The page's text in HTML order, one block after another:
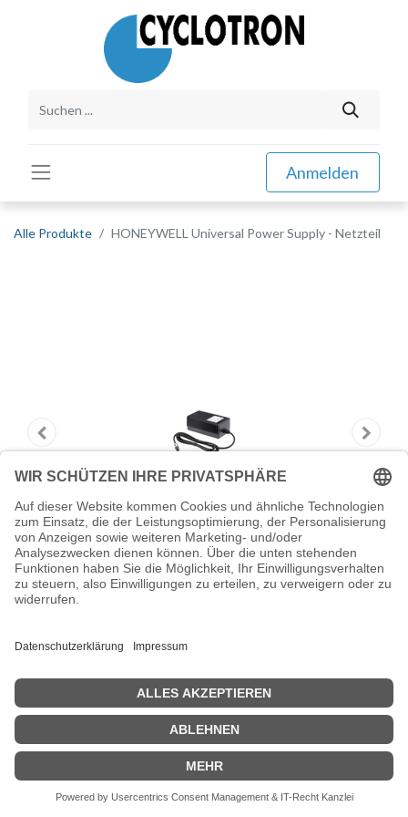
Anmelden
Alle Produkte HONEYWELL Universal Power Supply - Netzteil
Netzteil
Intermec Universal Power Supply - Netzteil - für Honeywell CK65
Zeige Preise inklusiv MwSt. (Brutto)
144,04€ inkl. MwSt.
IN DEN WARENKORB